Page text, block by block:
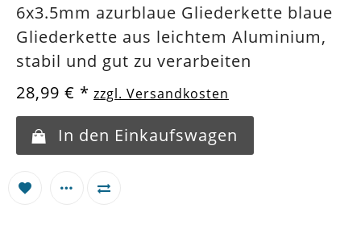
6x3.5mm azurblaue Gliederkette blaue
Gliederkette aus leichtem Aluminium,
stabil und gut zu verarbeiten
28,99 € * zzgl. Versandkosten
In den Einkaufswagen